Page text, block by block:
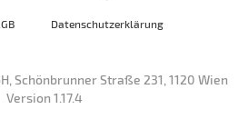
Datenschutzerklärung
Schönbrunner Straße 231, 1120 Wien
Version 1.17.4